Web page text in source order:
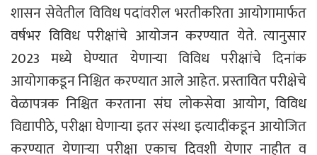
शासन सेवेतील विविध पदांवरील भरतीकरिता आयोगामार्फत
वर्षभर विविध परीक्षांचे आयोजन करण्यात येते. त्यानुसार
2023 मध्ये घेण्यात येणाऱ्या विविध परीक्षांचे दिनांक
आयोगाकडून निश्चित करण्यात आले आहेत. प्रस्तावित परीक्षेचे
वेळापत्रक निश्चित करताना संघ लोकसेवा आयोग, विविध
विद्यापीठे, परीक्षा घेणाऱ्या इतर संस्था इत्यादींकडून आयोजित
करण्यात येणाऱ्या परीक्षा एकाच दिवशी येणार नाहीत व